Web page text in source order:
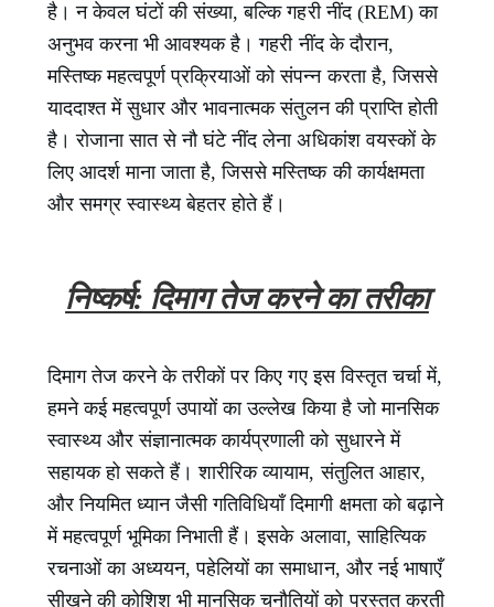
है। न केवल घंटों की संख्या, बल्कि गहरी नींद (REM) का
अनुभव करना भी आवश्यक है। गहरी नींद के दौरान,
मस्तिष्क महत्वपूर्ण प्रक्रियाओं को संपन्न करता है, जिससे
याददाश्त में सुधार और भावनात्मक संतुलन की प्राप्ति होती
है। रोजाना सात से नौ घंटे नींद लेना अधिकांश वयस्कों के
लिए आदर्श माना जाता है, जिससे मस्तिष्क की कार्यक्षमता
और समग्र स्वास्थ्य बेहतर होते हैं।
निष्कर्ष: दिमाग तेज करने का तरीका
दिमाग तेज करने के तरीकों पर किए गए इस विस्तृत चर्चा में,
हमने कई महत्वपूर्ण उपायों का उल्लेख किया है जो मानसिक
स्वास्थ्य और संज्ञानात्मक कार्यप्रणाली को सुधारने में
सहायक हो सकते हैं। शारीरिक व्यायाम, संतुलित आहार,
और नियमित ध्यान जैसी गतिविधियाँ दिमागी क्षमता को बढ़ाने
में महत्वपूर्ण भूमिका निभाती हैं। इसके अलावा, साहित्यिक
रचनाओं का अध्ययन, पहेलियों का समाधान, और नई भाषाएँ
सीखने की कोशिश भी मानसिक चुनौतियों को प्रस्तुत करती